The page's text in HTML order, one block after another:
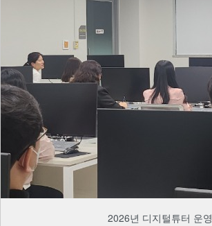
2026년 디지털튜터 운